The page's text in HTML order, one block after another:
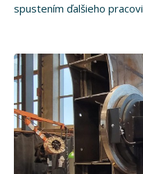
spustením ďalšieho